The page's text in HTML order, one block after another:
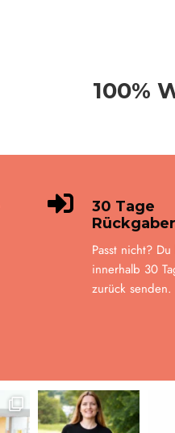
100%

30 Tage
Passt nicht?
innerhalb 30
zurück senden.